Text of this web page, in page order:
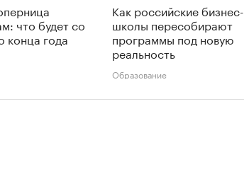
что будет со
конца года
Как российские бизнес-
школы пересобирают
программы под новую
реальность
Образование